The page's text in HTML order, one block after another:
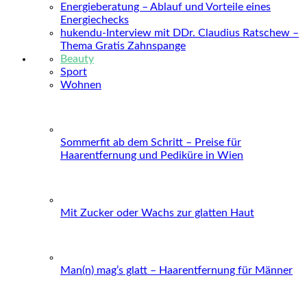
Energieberatung – Ablauf und Vorteile eines
Energiechecks
hukendu-Interview mit DDr. Claudius Ratschew –
Thema Gratis Zahnspange
Beauty
Sport
Wohnen
Sommerfit ab dem Schritt – Preise für
Haarentfernung und Pediküre in Wien
Mit Zucker oder Wachs zur glatten Haut
Man(n) mag’s glatt – Haarentfernung für Männer